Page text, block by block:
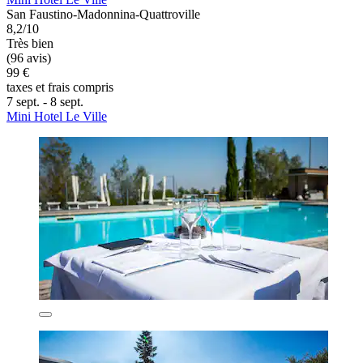
San Faustino-Madonnina-Quattroville
8,2/10
Très bien
(96 avis)
99 €
taxes et frais compris
7 sept. - 8 sept.
Mini Hotel Le Ville